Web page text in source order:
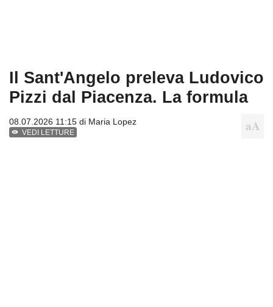
Il Sant'Angelo preleva Ludovico
Pizzi dal Piacenza. La formula
08.07.2026 11:15 di Maria Lopez
VEDI LETTURE